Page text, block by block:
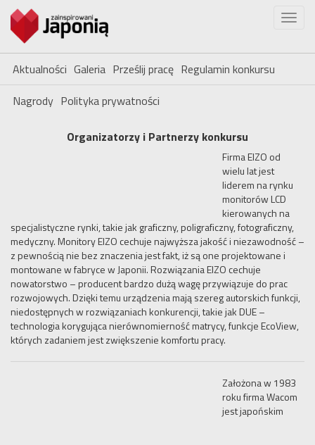
Aktualności Galeria Prześlij pracę Regulamin konkursu
Nagrody Polityka prywatności
Organizatorzy i Partnerzy konkursu
Firma EIZO od
wielu lat jest
liderem na rynku
monitorów LCD
kierowanych na
specjalistyczne rynki, takie jak graficzny, poligraficzny, fotograficzny,
medyczny. Monitory EIZO cechuje najwyższa jakość i niezawodność –
z pewnością nie bez znaczenia jest fakt, iż są one projektowane i
montowane w fabryce w Japonii. Rozwiązania EIZO cechuje
nowatorstwo – producent bardzo dużą wagę przywiązuje do prac
rozwojowych. Dzięki temu urządzenia mają szereg autorskich funkcji,
niedostępnych w rozwiązaniach konkurencji, takie jak DUE –
technologia korygująca nierównomierność matrycy, funkcje EcoView,
których zadaniem jest zwiększenie komfortu pracy.
Założona w 1983
roku firma Wacom
jest japońskim